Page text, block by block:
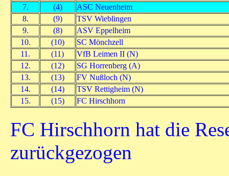
7.
(4)
ASC Neuenheim
8.
(9)
TSV Wieblingen
9.
(8)
ASV Eppelheim
10.
(10)
SC Mönchzell
11.
(11)
VfB Leimen II (N)
12.
(12)
SG Horrenberg (A)
13.
(13)
FV Nußloch (N)
14.
(14)
TSV Rettigheim (N)
15.
(15) FC Hirschhorn
FC Hirschhorn hat die
zurückgezogen